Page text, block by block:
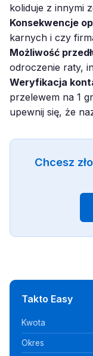
koliduje z innymi
Konsekwencje
karnych i czy
Możliwość
odroczenie raty,
Weryfikacja
przelewem na 1
upewnij się, że
Chcesz
Takto Easy
Kwota
Okres